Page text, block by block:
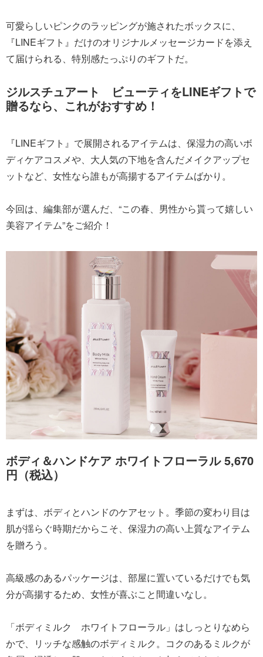
可愛らしいピンクのラッピングが施されたボックスに、
『LINEギフト』だけのオリジナルメッセージカードを添え
て届けられる、特別感たっぷりのギフトだ。
ジルスチュアート ビューティをLINEギフトで
贈るなら、これがおすすめ！
『LINEギフト』で展開されるアイテムは、保湿力の高いボ
ディケアコスメや、大人気の下地を含んだメイクアップセ
ットなど、女性なら誰もが高揚するアイテムばかり。
今回は、編集部が選んだ、“この春、男性から貰って嬉しい
美容アイテム”をご紹介！
ボディ＆ハンドケア ホワイトフローラル 5,670
円（税込）
まずは、ボディとハンドのケアセット。季節の変わり目は
肌が揺らぐ時期だからこそ、保湿力の高い上質なアイテム
を贈ろう。
高級感のあるパッケージは、部屋に置いているだけでも気
分が高揚するため、女性が喜ぶこと間違いなし。
「ボディミルク ホワイトフローラル」はしっとりなめら
かで、リッチな感触のボディミルク。コクのあるミルクが